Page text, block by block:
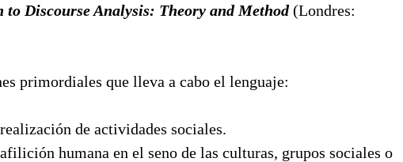
Discourse Analysis: Theory and Method(Londres:
primordiales que lleva a cabo el lenguaje:
de actividades sociales.
humana en el seno de las culturas, grupos sociales o